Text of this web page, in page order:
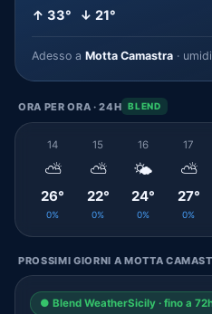
↑ 33° ↓ 21°
Adesso a Motta Camastra ·
ORA PER ORA · 24H BLEND
14
⛅
26°
0%
15
⛅
22°
0%
16
🌤️
24°
0%
17
⛅
27°
0%
PROSSIMI GIORNI A MOTTA
● Blend WeatherSicily · fino a